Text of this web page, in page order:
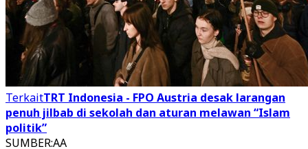
TerkaitTRT Indonesia - FPO Austria desak larangan
penuh jilbab di sekolah dan aturan melawan “Islam
politik”
SUMBER:AA